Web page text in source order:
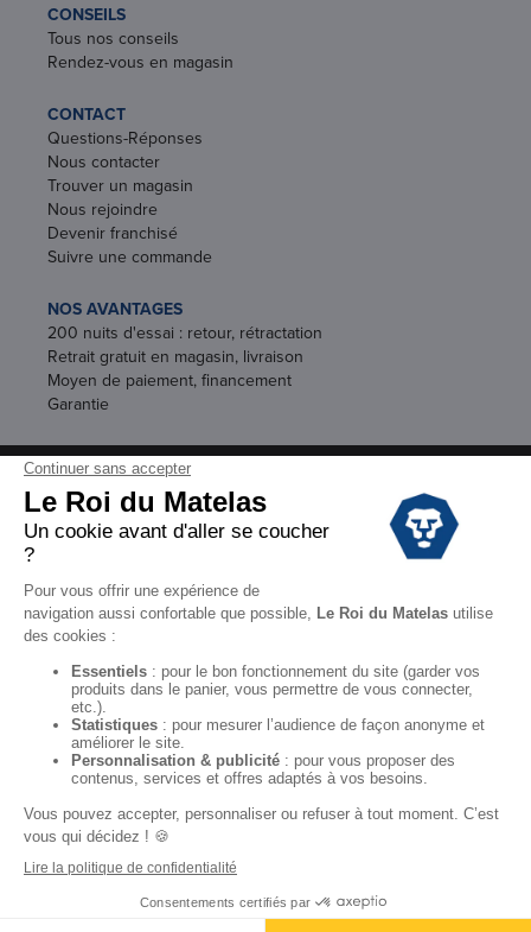
CONSEILS
Tous nos conseils
Rendez-vous en magasin
CONTACT
Questions-Réponses
Nous contacter
Trouver un magasin
Nous rejoindre
Devenir franchisé
Suivre une commande
NOS AVANTAGES
200 nuits d'essai : retour, rétractation
Retrait gratuit en magasin, livraison
Moyen de paiement, financement
Garantie
Conditions des offres
Black Friday
Destockage
Conditions Générales de vente magasin
Mentions Légales
Données personnelles
Codes promo Le Roi du Matelas
Copyright © 2022. All rights reserved.